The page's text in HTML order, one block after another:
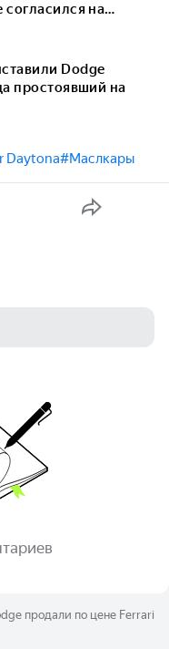
согласился на
Dodge
простоявший на
Daytona#Маслкары
продали по цене Ferrari,